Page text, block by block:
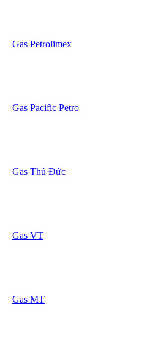
Gas Petrolimex
Gas Pacific Petro
Gas Thủ Đức
Gas VT
Gas MT